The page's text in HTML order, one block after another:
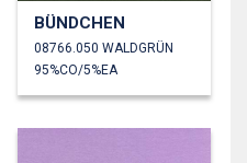
BÜNDCHEN
08766.050 WALDGRÜN
95%CO/5%EA